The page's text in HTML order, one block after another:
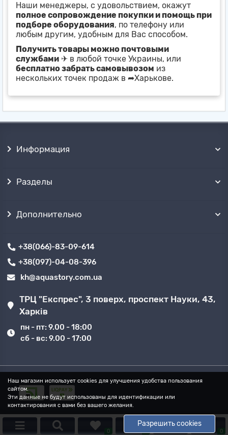
Наши менеджеры, с удовольствием, окажут
полное сопровождение покупки и помощь при
подборе оборудования, по телефону или
любым другим, удобным для Вас способом.
Получить товары можно почтовыми
службами ✈ в любой точке Украины, или
бесплатно забрать самовывозом из
нескольких точек продаж в ➦Харькове.
Наш магазин использует cookies для улучшения удобства пользования
сайтом.
Эти данные не будут использованы для идентификации или
контактирования с вами без вашего желания.
Разрешить cookies
Информация
Разделы
Дополнительно
+38(066)-83-09-614
+38(097)-04-08-396
kh@aquastory.com.ua
ТРЦ "Експрес", 3 поверх, проспект Науки, 43,
Харків
пн - пт: 9.00 - 18:00
сб - вс: 9.00 - 17:00
0 0